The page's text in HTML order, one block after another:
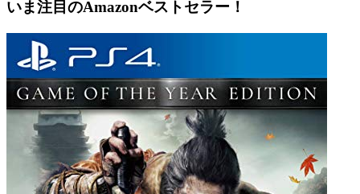
いま注目のAmazonベストセラー！